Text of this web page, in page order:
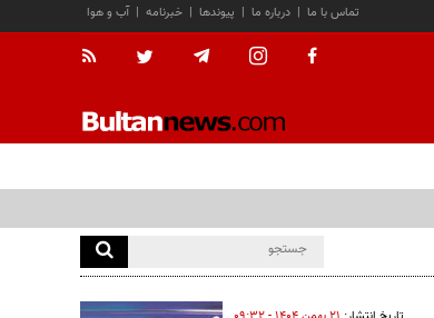
آب و هوا | خبرنامه | پیوندها | درباره ما | تماس با ما